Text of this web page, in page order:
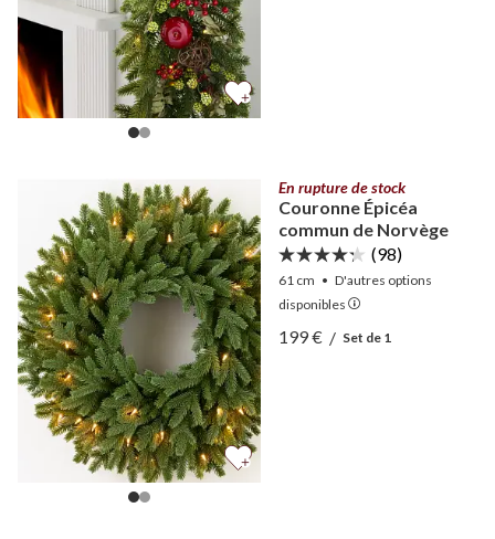
En rupture de stock
Couronne Épicéa
commun de Norvège
(98)
61 cm • D'autres options
disponibles
Afficher Couronne
Afficher Couronne
199 €/ Set de 1